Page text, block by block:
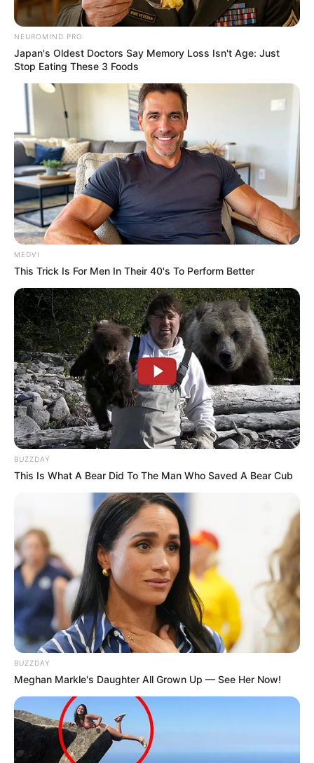
NEUROMIND PRO
Japan's Oldest Doctors Say Memory Loss Isn't Age: Just
Stop Eating These 3 Foods
MEDVI
This Trick Is For Men In Their 40's To Perform Better
BUZZDAY
This Is What A Bear Did To The Man Who Saved A Bear Cub
BUZZDAY
Meghan Markle's Daughter All Grown Up — See Her Now!